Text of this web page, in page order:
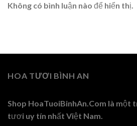
Không có bình luận nào để hiển thị.
HOA TƯƠI BÌNH AN
Shop HoaTuoiBinhAn.Com là một
tươi uy tín nhất Việt Nam.